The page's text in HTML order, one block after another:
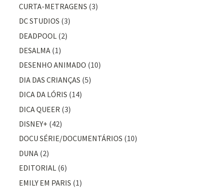
CURTA-METRAGENS (3)
DC STUDIOS (3)
DEADPOOL (2)
DESALMA (1)
DESENHO ANIMADO (10)
DIA DAS CRIANÇAS (5)
DICA DA LÓRIS (14)
DICA QUEER (3)
DISNEY+ (42)
DOCU SÉRIE/DOCUMENTÁRIOS (10)
DUNA (2)
EDITORIAL (6)
EMILY EM PARIS (1)